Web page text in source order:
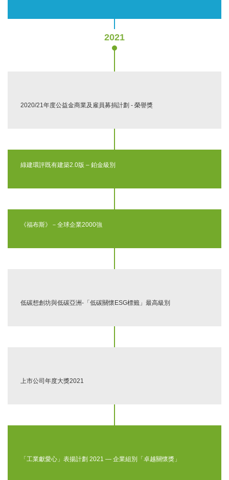
2021
2020/21年度公益金商業及雇員募捐計劃 - 榮譽獎
綠建環評既有建築2.0版 – 鉑金級別
《福布斯》－全球企業2000強
低碳想創坊與低碳亞洲-「低碳關懷ESG標籤」最高級別
上市公司年度大獎2021
「工業獻愛心」表揚計劃 2021 — 企業組別「卓越關懷獎」